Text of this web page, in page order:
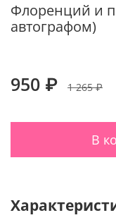
Флоренций и
автографом)
950 ₽ 1 265 ₽
В